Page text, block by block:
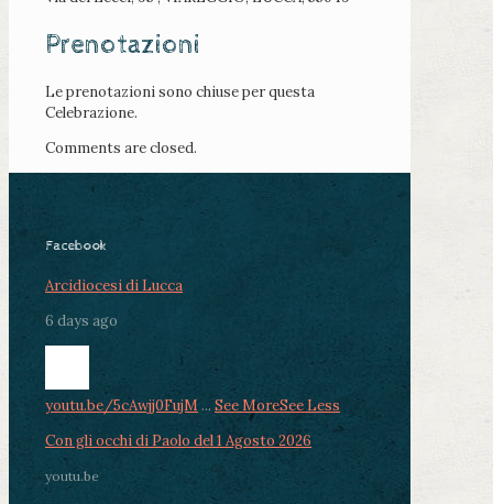
Prenotazioni
Le prenotazioni sono chiuse per questa
Celebrazione.
Comments are closed.
Facebook
Arcidiocesi di Lucca
6 days ago
youtu.be/5cAwjj0FujM ... See MoreSee Less
Con gli occhi di Paolo del 1 Agosto 2026
youtu.be